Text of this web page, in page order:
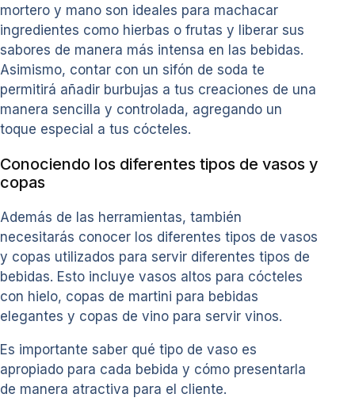
mortero y mano son ideales para machacar
ingredientes como hierbas o frutas y liberar sus
sabores de manera más intensa en las bebidas.
Asimismo, contar con un sifón de soda te
permitirá añadir burbujas a tus creaciones de una
manera sencilla y controlada, agregando un
toque especial a tus cócteles.
Conociendo los diferentes tipos de vasos y
copas
Además de las herramientas, también
necesitarás conocer los diferentes tipos de vasos
y copas utilizados para servir diferentes tipos de
bebidas. Esto incluye vasos altos para cócteles
con hielo, copas de martini para bebidas
elegantes y copas de vino para servir vinos.
Es importante saber qué tipo de vaso es
apropiado para cada bebida y cómo presentarla
de manera atractiva para el cliente.